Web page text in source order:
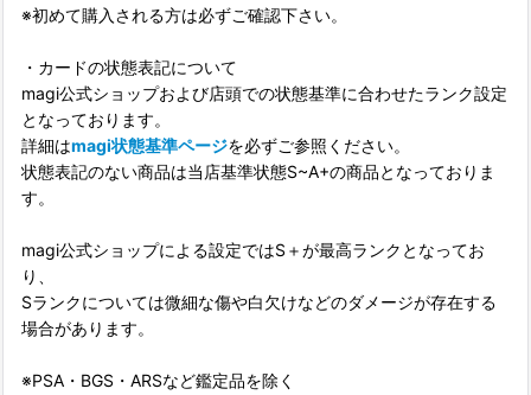
※初めて購入される方は必ずご確認下さい。
・カードの状態表記について
magi公式ショップおよび店頭での状態基準に合わせたランク設定
となっております。
詳細はmagi状態基準ページを必ずご参照ください。
状態表記のない商品は当店基準状態S~A+の商品となっておりま
す。
magi公式ショップによる設定ではS＋が最高ランクとなってお
り、
Sランクについては微細な傷や白欠けなどのダメージが存在する
場合があります。
※PSA・BGS・ARSなど鑑定品を除く